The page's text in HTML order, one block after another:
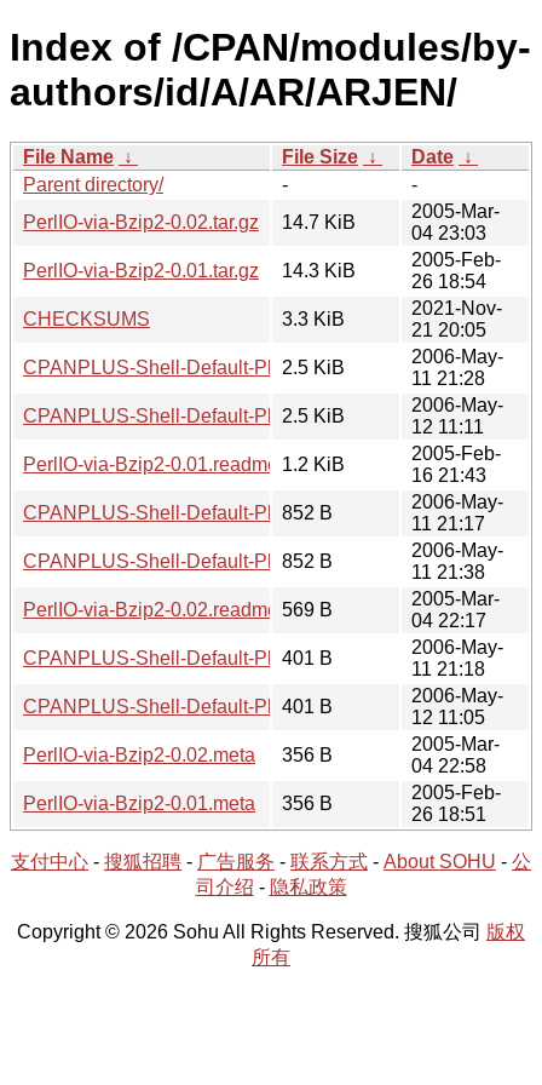
Index of /CPAN/modules/by-
authors/id/A/AR/ARJEN/
File Name ↓ File Size ↓ Date ↓
Parent directory/
-
-
PerlIO-via-Bzip2-0.02.tar.gz
14.7 KiB
2005-Mar-
04 23:03
PerlIO-via-Bzip2-0.01.tar.gz
14.3 KiB
2005-Feb-
26 18:54
CHECKSUMS
3.3 KiB
2021-Nov-
21 20:05
CPANPLUS-Shell-Default-Plugins-Changes-0.01.tar.gz
2.5 KiB
2006-May-
11 21:28
CPANPLUS-Shell-Default-Plugins-Changes-0.02.tar.gz
2.5 KiB
2006-May-
12 11:11
PerlIO-via-Bzip2-0.01.readme
1.2 KiB
2005-Feb-
16 21:43
CPANPLUS-Shell-Default-Plugins-Changes-0.01.readme
852 B
2006-May-
11 21:17
CPANPLUS-Shell-Default-Plugins-Changes-0.02.readme
852 B
2006-May-
11 21:38
PerlIO-via-Bzip2-0.02.readme 569 B
2005-Mar-
04 22:17
CPANPLUS-Shell-Default-Plugins-Changes-0.01.meta
401 B
2006-May-
11 21:18
CPANPLUS-Shell-Default-Plugins-Changes-0.02.meta
401 B
2006-May-
12 11:05
PerlIO-via-Bzip2-0.02.meta
356 B
2005-Mar-
04 22:58
PerlIO-via-Bzip2-0.01.meta
356 B
2005-Feb-
26 18:51
支付中心 - 搜狐招聘 - 广告服务 - 联系方式 - About SOHU - 公
司介绍 - 隐私政策
Copyright © 2026 Sohu All Rights Reserved. 搜狐公司 版权
所有